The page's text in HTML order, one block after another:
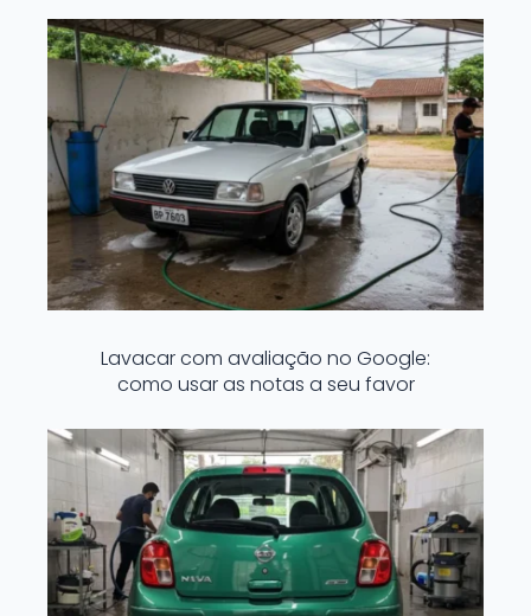
Lavacar com avaliação no Google:
como usar as notas a seu favor